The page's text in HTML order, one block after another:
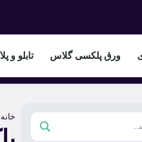
ورق پلکسی گلاس تابلو و
خانه